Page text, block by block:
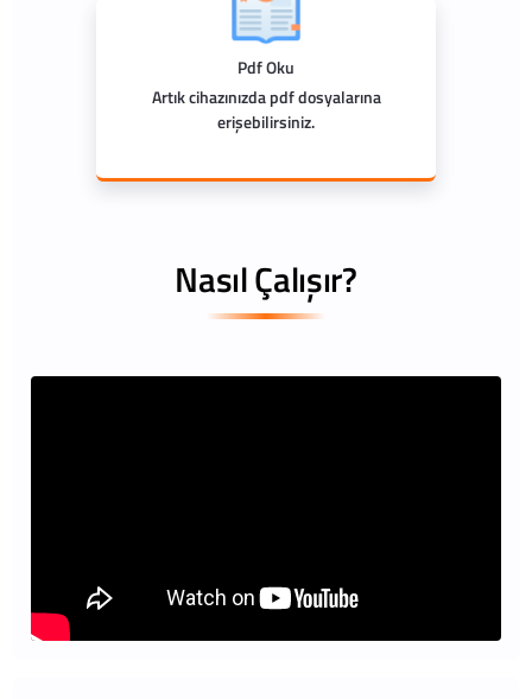
Pdf Oku
Artık cihazınızda pdf dosyalarına
erişebilirsiniz.
Nasıl Çalışır?